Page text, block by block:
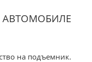
АВТОМОБИЛЕ
на подъемник.